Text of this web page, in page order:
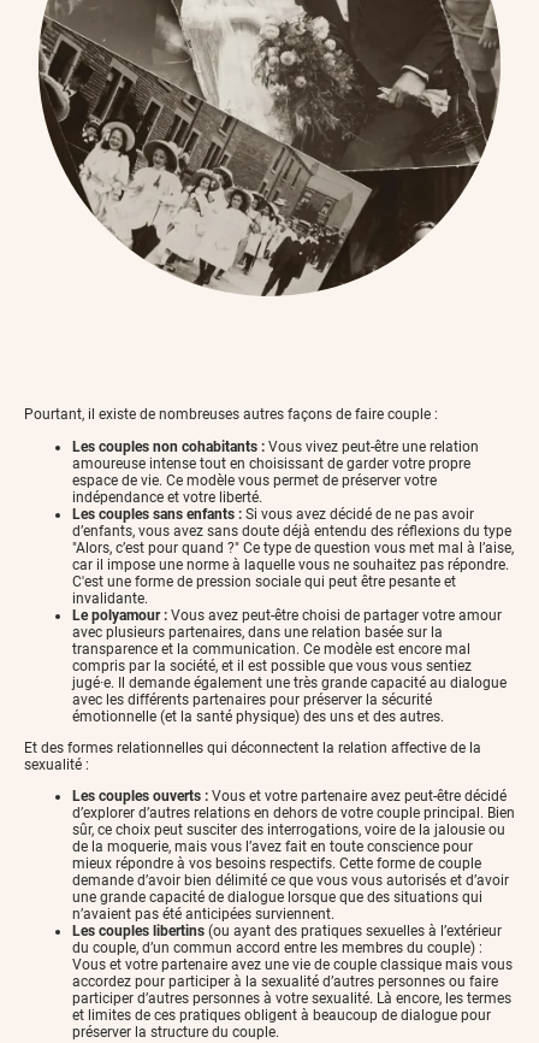
Pourtant, il existe de nombreuses autres façons de faire couple :
Les couples non cohabitants : Vous vivez peut-être une relation
amoureuse intense tout en choisissant de garder votre propre
espace de vie. Ce modèle vous permet de préserver votre
indépendance et votre liberté.
Les couples sans enfants : Si vous avez décidé de ne pas avoir
d’enfants, vous avez sans doute déjà entendu des réflexions du type
"Alors, c’est pour quand ?" Ce type de question vous met mal à l’aise,
car il impose une norme à laquelle vous ne souhaitez pas répondre.
C'est une forme de pression sociale qui peut être pesante et
invalidante.
Le polyamour : Vous avez peut-être choisi de partager votre amour
avec plusieurs partenaires, dans une relation basée sur la
transparence et la communication. Ce modèle est encore mal
compris par la société, et il est possible que vous vous sentiez
jugé·e. Il demande également une très grande capacité au dialogue
avec les différents partenaires pour préserver la sécurité
émotionnelle (et la santé physique) des uns et des autres.
Et des formes relationnelles qui déconnectent la relation affective de la
sexualité :
Les couples ouverts : Vous et votre partenaire avez peut-être décidé
d’explorer d’autres relations en dehors de votre couple principal. Bien
sûr, ce choix peut susciter des interrogations, voire de la jalousie ou
de la moquerie, mais vous l’avez fait en toute conscience pour
mieux répondre à vos besoins respectifs. Cette forme de couple
demande d’avoir bien délimité ce que vous vous autorisés et d’avoir
une grande capacité de dialogue lorsque que des situations qui
n’avaient pas été anticipées surviennent.
Les couples libertins (ou ayant des pratiques sexuelles à l’extérieur
du couple, d’un commun accord entre les membres du couple) :
Vous et votre partenaire avez une vie de couple classique mais vous
accordez pour participer à la sexualité d’autres personnes ou faire
participer d’autres personnes à votre sexualité. Là encore, les termes
et limites de ces pratiques obligent à beaucoup de dialogue pour
préserver la structure du couple.